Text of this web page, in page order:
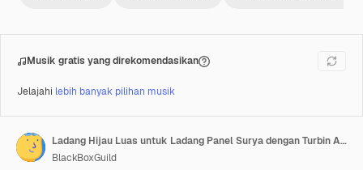
Musik gratis yang direkomendasikan
Jelajahi lebih banyak pilihan musik
Ladang Hijau Luas untuk Ladang Panel Surya dengan Turbin Angin di Latar Belakang Dekat Zwartowo di Polandia.
BlackBoxGuild